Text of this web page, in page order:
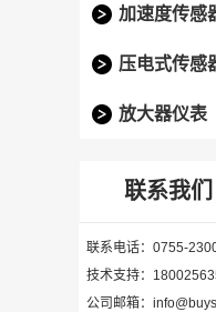
加速度传感
压电式传感
放大器仪表
联系我们
联系电话：0755-
技术支持：
公司邮箱：